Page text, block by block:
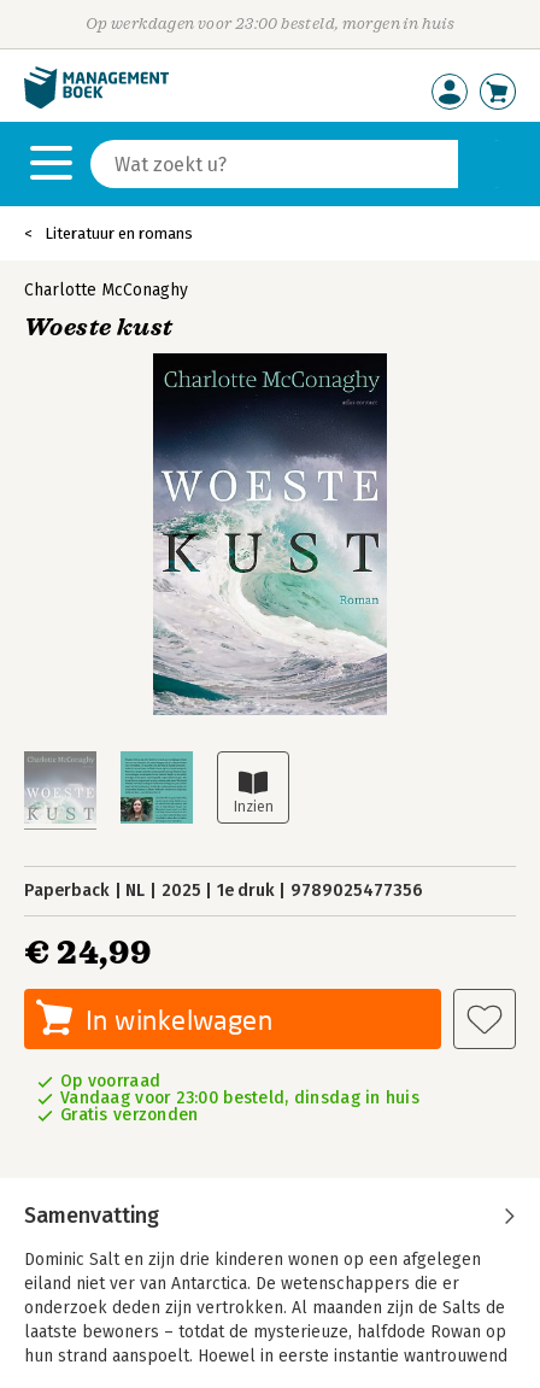
Op werkdagen voor 23:00 besteld, morgen in huis
Literatuur en romans
Charlotte McConaghy
Woeste kust
Paperback NL 2025 1e druk 9789025477356
€ 24,99
In winkelwagen
Op voorraad
Vandaag voor 23:00 besteld, dinsdag in huis
Gratis verzonden
Samenvatting
Dominic Salt en zijn drie kinderen wonen op een afgelegen
eiland niet ver van Antarctica. De wetenschappers die er
onderzoek deden zijn vertrokken. Al maanden zijn de Salts de
laatste bewoners – totdat de mysterieuze, halfdode Rowan op
hun strand aanspoelt. Hoewel in eerste instantie wantrouwend